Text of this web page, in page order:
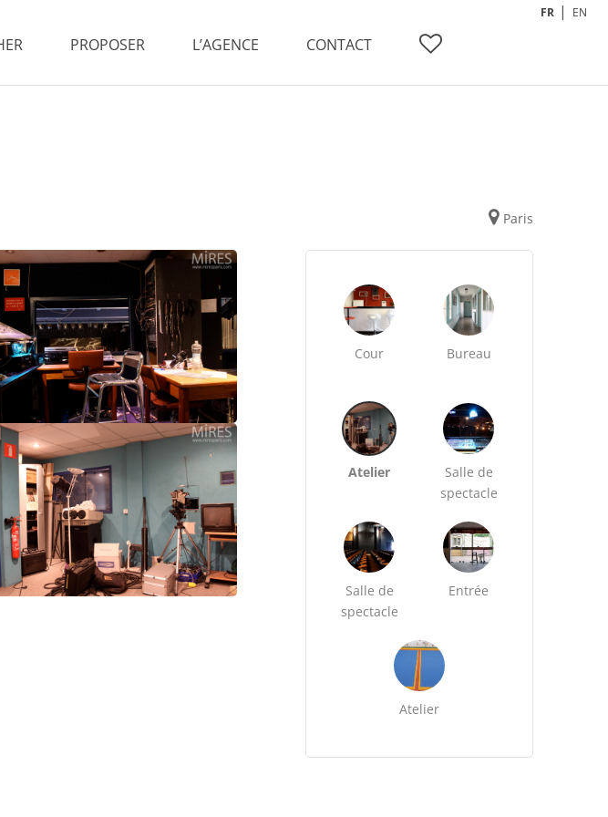
PROPOSER L’AGENCE CONTACT
FR EN
Paris
Cour Bureau
Atelier
Salle de
spectacle
Salle de
spectacle
Entrée
Atelier